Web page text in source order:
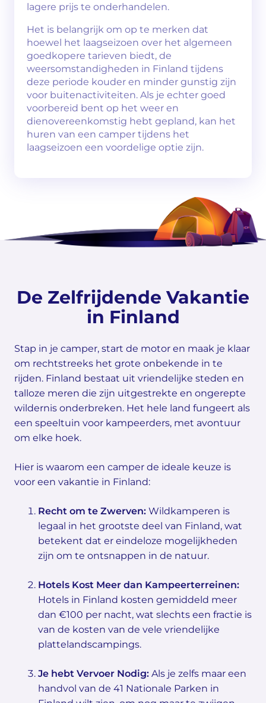
lagere prijs te onderhandelen.
Het is belangrijk om op te merken dat
hoewel het laagseizoen over het algemeen
goedkopere tarieven biedt, de
weersomstandigheden in Finland tijdens
deze periode kouder en minder gunstig zijn
voor buitenactiviteiten. Als je echter goed
voorbereid bent op het weer en
dienovereenkomstig hebt gepland, kan het
huren van een camper tijdens het
laagseizoen een voordelige optie zijn.
De Zelfrijdende Vakantie
in Finland
Stap in je camper, start de motor en maak je klaar
om rechtstreeks het grote onbekende in te
rijden. Finland bestaat uit vriendelijke steden en
talloze meren die zijn uitgestrekte en ongerepte
wildernis onderbreken. Het hele land fungeert als
een speeltuin voor kampeerders, met avontuur
om elke hoek.
Hier is waarom een camper de ideale keuze is
voor een vakantie in Finland:
Recht om te Zwerven: Wildkamperen is
legaal in het grootste deel van Finland, wat
betekent dat er eindeloze mogelijkheden
zijn om te ontsnappen in de natuur.
Hotels Kost Meer dan Kampeerterreinen:
Hotels in Finland kosten gemiddeld meer
dan €100 per nacht, wat slechts een fractie is
van de kosten van de vele vriendelijke
plattelandscampings.
Je hebt Vervoer Nodig: Als je zelfs maar een
handvol van de 41 Nationale Parken in